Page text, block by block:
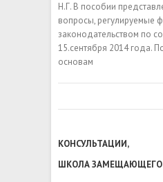
Н.Г. В пособии
вопросы, регулируемые
законодательством по
15.сентября 2014 года.
основам
КОНСУЛЬТАЦИИ,
ШКОЛА ЗАМЕЩАЮЩЕГО